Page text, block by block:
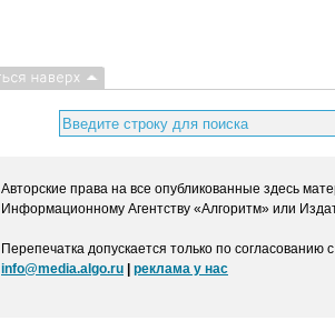
Авторские права на все опубликованные здесь
Информационному Агентству «Алгоритм» или
Перепечатка допускается только по согласованию
info@media.algo.ru
реклама у нас